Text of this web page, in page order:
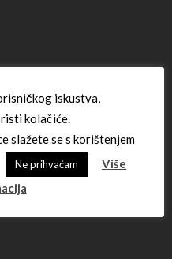
iskustva,
kolačiće.
slažete se s korištenjem
Ne prihvaćam
Više